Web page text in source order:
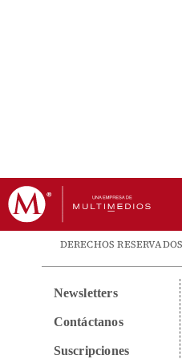
DERECHOS
Newsletters
Contáctanos
Suscripciones